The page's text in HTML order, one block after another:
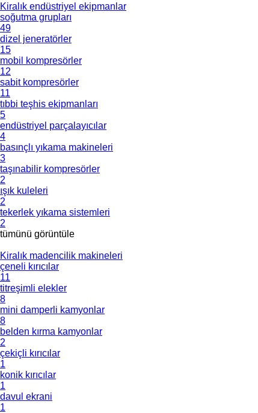
Kiralık endüstriyel ekipmanlar
soğutma grupları
49
dizel jeneratörler
15
mobil kompresörler
12
sabit kompresörler
11
tıbbi teşhis ekipmanları
5
endüstriyel parçalayıcılar
4
basınçlı yıkama makineleri
3
taşınabilir kompresörler
2
ışık kuleleri
2
tekerlek yıkama sistemleri
2
tümünü görüntüle
Kiralık madencilik makineleri
çeneli kırıcılar
11
titreşimli elekler
8
mini damperli kamyonlar
8
belden kırma kamyonlar
2
çekiçli kırıcılar
1
konik kırıcılar
1
davul ekrani
1